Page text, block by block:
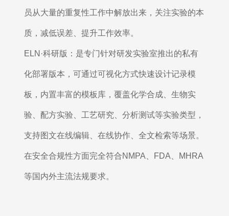
员从大量的重复性工作中解放出来，关注实验的本
质，减低误差、提升工作效率。
ELN·科研版：是专门针对研发实验室推出的私有
化部署版本，可通过可视化方式快速设计记录模
板，内置丰富的模板库，覆盖化学合成、生物实
验、配方实验、工艺研究、分析测试等实验类型，
支持图文在线编辑、在线协作、全文检索等场景。
在安全合规性方面完全符合NMPA、FDA、MHRA
等国内外主流法规要求。